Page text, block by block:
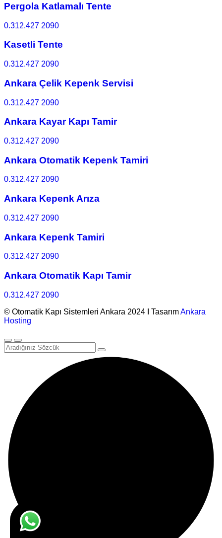
Pergola Katlamalı Tente
0.312.427 2090
Kasetli Tente
0.312.427 2090
Ankara Çelik Kepenk Servisi
0.312.427 2090
Ankara Kayar Kapı Tamir
0.312.427 2090
Ankara Otomatik Kepenk Tamiri
0.312.427 2090
Ankara Kepenk Arıza
0.312.427 2090
Ankara Kepenk Tamiri
0.312.427 2090
Ankara Otomatik Kapı Tamir
0.312.427 2090
© Otomatik Kapı Sistemleri Ankara 2024 I TasarımAnkara
Hosting